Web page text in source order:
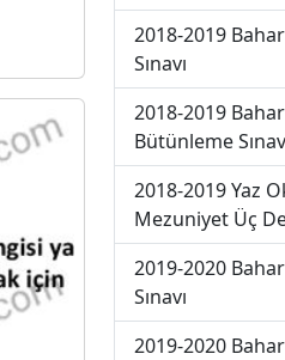
2018-2019
Sınavı
2018-2019
Bütünleme
2018-2019 Yaz
Mezuniyet Üç
2019-2020
Sınavı
2019-2020